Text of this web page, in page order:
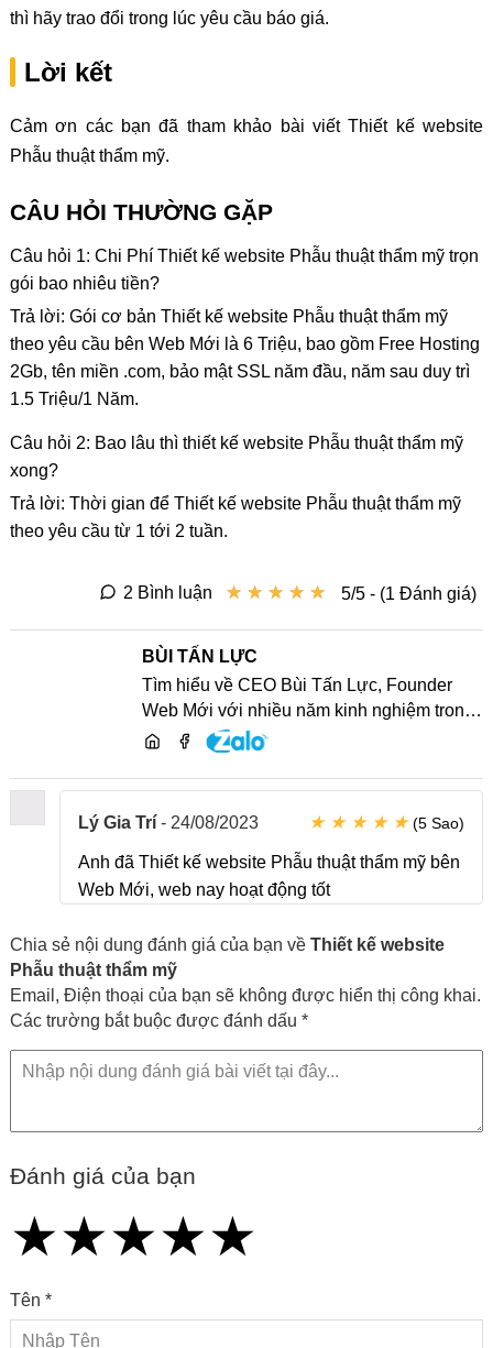
thì hãy trao đổi trong lúc yêu cầu báo giá.
Lời kết
Cảm ơn các bạn đã tham khảo bài viết Thiết kế website
Phẫu thuật thẩm mỹ.
CÂU HỎI THƯỜNG GẶP
Câu hỏi 1: Chi Phí Thiết kế website Phẫu thuật thẩm mỹ trọn
gói bao nhiêu tiền?
Trả lời: Gói cơ bản Thiết kế website Phẫu thuật thẩm mỹ
theo yêu cầu bên Web Mới là 6 Triệu, bao gồm Free Hosting
2Gb, tên miền .com, bảo mật SSL năm đầu, năm sau duy trì
1.5 Triệu/1 Năm.
Câu hỏi 2: Bao lâu thì thiết kế website Phẫu thuật thẩm mỹ
xong?
Trả lời: Thời gian để Thiết kế website Phẫu thuật thẩm mỹ
theo yêu cầu từ 1 tới 2 tuần.
★ ★ ★ ★ ★
★ ★ ★ ★ ★ 5/5 - (1 Đánh giá)
2 Bình luận
BÙI TẤN LỰC
Tìm hiểu về CEO Bùi Tấn Lực, Founder
Web Mới với nhiều năm kinh nghiệm trong
lĩnh vực phát triển website, SEO và chia sẻ
Lý Gia Trí- 24/08/2023 ★ ★ ★ ★ ★(5 Sao)
Anh đã Thiết kế website Phẫu thuật thẩm mỹ bên
Web Mới, web nay hoạt động tốt
Chia sẻ nội dung đánh giá của bạn về Thiết kế website
Phẫu thuật thẩm mỹ
Email, Điện thoại của bạn sẽ không được hiển thị công khai.
Các trường bắt buộc được đánh dấu *
Đánh giá của bạn
★
★★
★★★
★★★★
★★★★★
Tên *